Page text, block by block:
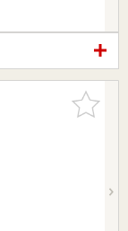
お気に入
りに追加